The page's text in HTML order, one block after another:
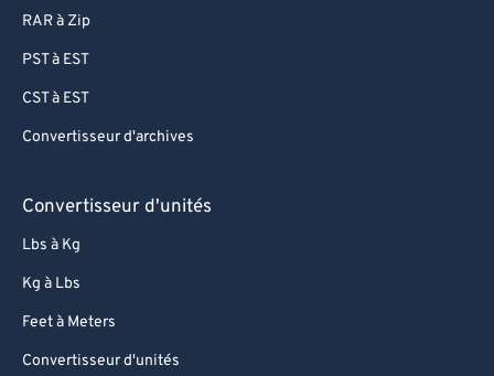
RAR à Zip
PST à EST
CST à EST
Convertisseur d'archives
Convertisseur d'unités
Lbs à Kg
Kg à Lbs
Feet à Meters
Convertisseur d'unités